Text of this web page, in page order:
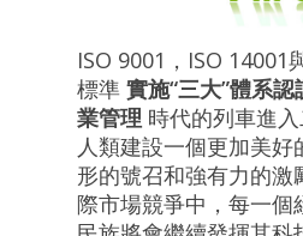
ISO 9001，ISO 14001
標準 實施“三大”體系
業管理 時代的列車進
人類建設一個更加美
形的號召和強有力的激
際市場競爭中，每一個